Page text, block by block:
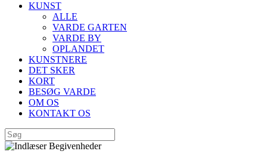
KUNST
ALLE
VARDE GARTEN
VARDE BY
OPLANDET
KUNSTNERE
DET SKER
KORT
BESØG VARDE
OM OS
KONTAKT OS